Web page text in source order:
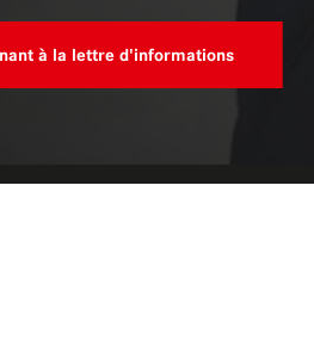
à la lettre d'informations